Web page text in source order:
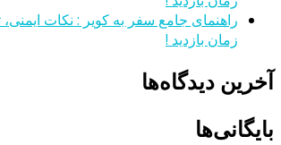
راهنمای جامع سفر به کویر : نکات ایمنی،
زمان بازدید !
آخرین دیدگاه‌ها
بایگانی‌ها